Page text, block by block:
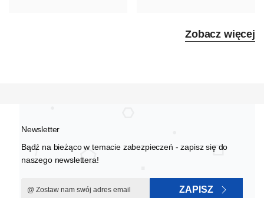
Zobacz więcej
Newsletter
Bądź na bieżąco w temacie zabezpieczeń - zapisz się do
naszego newslettera!
ZAPISZ